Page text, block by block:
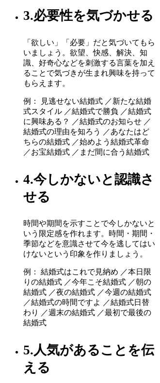
3.必要性を気づかせる
「欲しい」「必要」だと気づいてもら
いましょう。欲望、快感、解決、知
識、好奇心などを刺激する言葉を加え
ることで気づきが生まれ興味を持って
もらえます。
例： 見逃せない結婚式 ／新たな結婚
式スタイル ／結婚式で勝負 ／結婚式
に興味ある？ ／結婚式のお知らせ ／
結婚式の理由を知ろう ／あなたはど
ちらの結婚式 ／始めよう結婚式革命
／お宝結婚式 ／まだ間に合う結婚式
4.今しかないと認識さ
せる
時間や期間を示すことで今しかないと
いう限定感を作れます。時間・期間・
季節などを意識させて今を逃してはい
けないという印象を作りましょう。
例： 結婚式はこれで見納め ／本日限
りの結婚式 ／今年こそ結婚式 ／朝の
結婚式 ／夜の結婚式 ／今週の結婚式
／結婚式の時間ですよ ／結婚式日替
わり ／週末の結婚式 ／最初で最後の
結婚式
5.人気があることを伝
える